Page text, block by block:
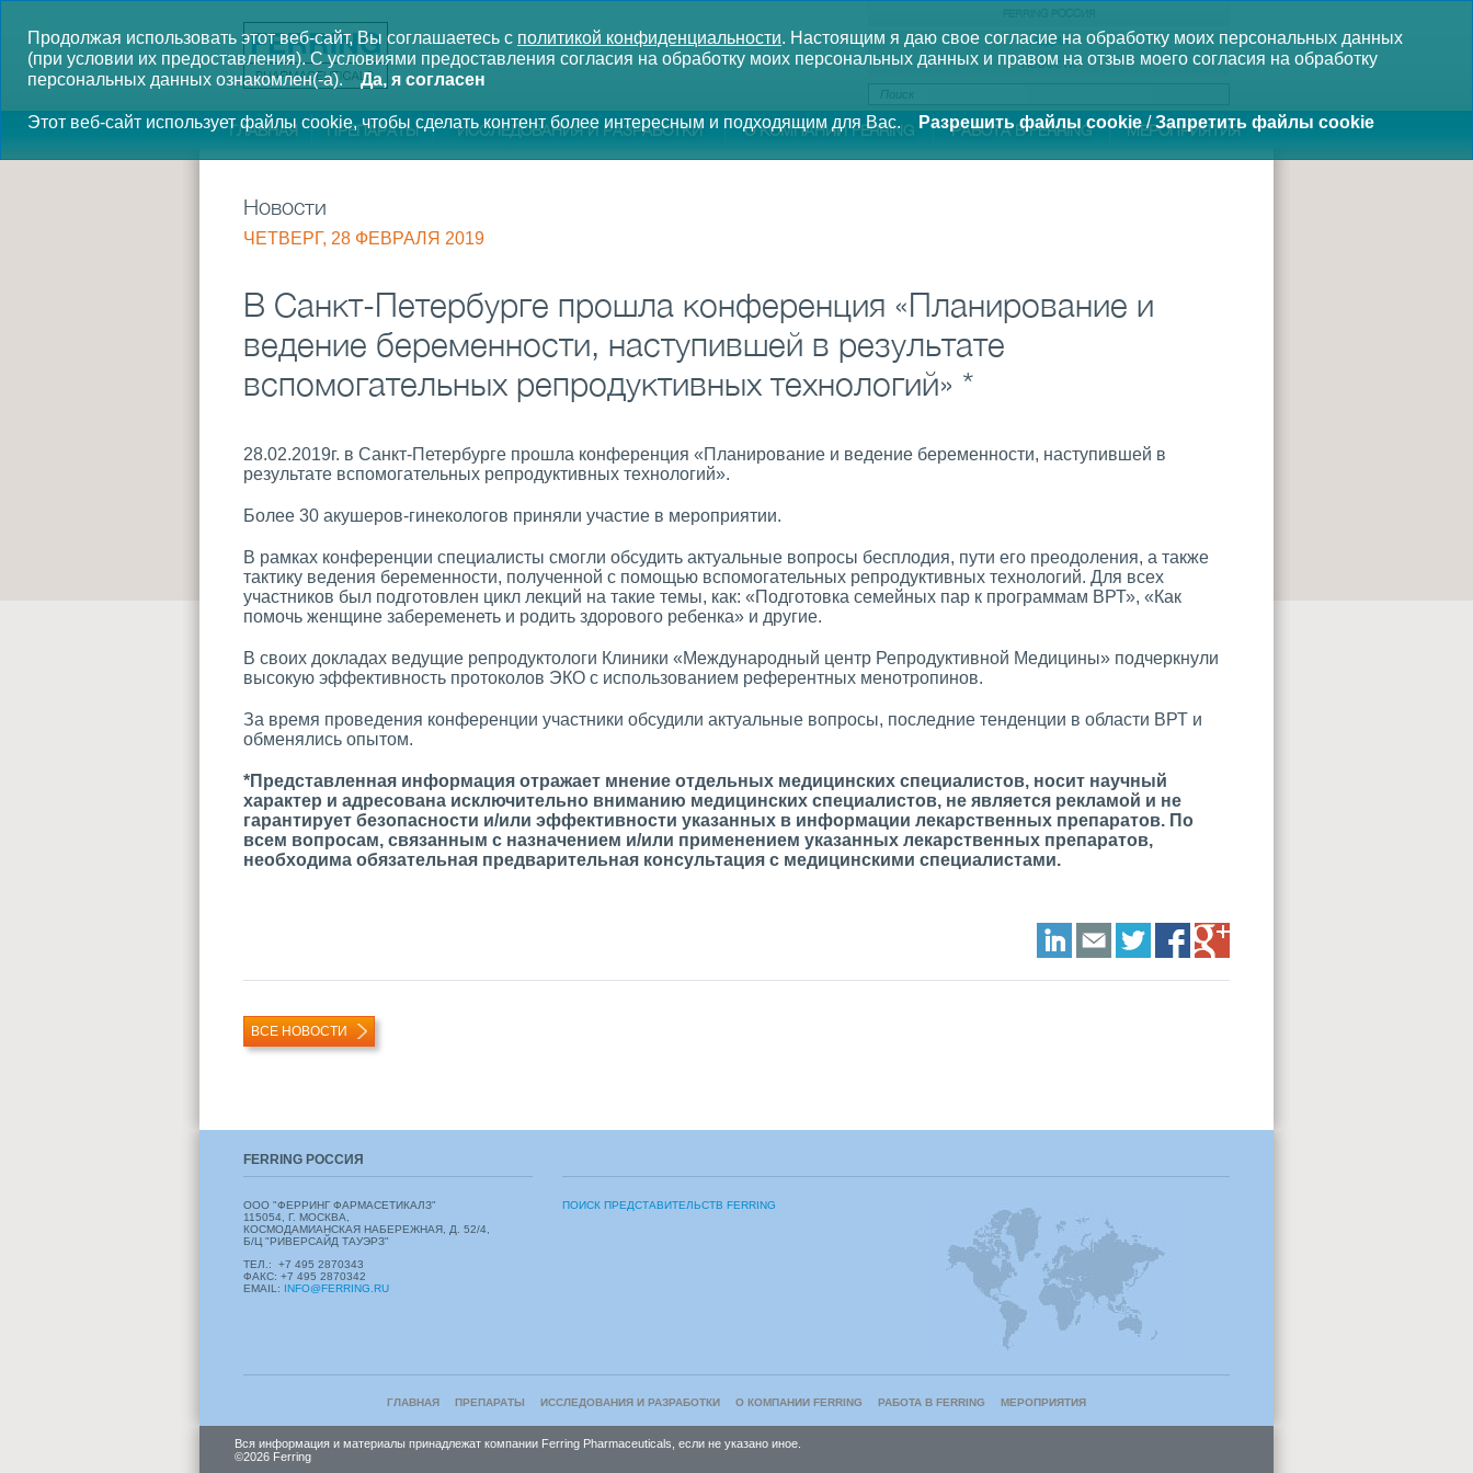
Продолжая использовать этот веб-сайт, Вы соглашаетесь с политикой конфиденциальности. Настоящим я даю свое согласие на обработку моих персональных данных
(при условии их предоставления).С условиями предоставления согласия на обработку моих персональных данных и правом на отзыв моего согласия на обработку
персональных данных ознакомлен(-а).
Да, я согласен
Этот веб-сайт использует файлы cookie, чтобы сделать контент более интересным и подходящим для Вас. Разрешить файлы cookie/Запретить файлы cookie
МЕДИА
НОВОСТИ
ГЛАВНАЯ ПРЕПАРАТЫ ИССЛЕДОВАНИЯ И РАЗРАБОТКИ О КОМПАНИИ FERRING РАБОТА В FERRING МЕРОПРИЯТИЯ
Новости
ЧЕТВЕРГ, 28 ФЕВРАЛЯ 2019
В Санкт-Петербурге прошла конференция «Планирование и
ведение беременности, наступившей в результате
вспомогательных репродуктивных технологий» *
28.02.2019г. в Санкт-Петербурге прошла конференция «Планирование и ведение беременности, наступившей в
результате вспомогательных репродуктивных технологий».
Более 30 акушеров-гинекологов приняли участие в мероприятии.
В рамках конференции специалисты смогли обсудить актуальные вопросы бесплодия, пути его преодоления, а также
тактику ведения беременности, полученной с помощью вспомогательных репродуктивных технологий. Для всех
участников был подготовлен цикл лекций на такие темы, как: «Подготовка семейных пар к программам ВРТ», «Как
помочь женщине забеременеть и родить здорового ребенка» и другие.
В своих докладах ведущие репродуктологи Клиники «Международный центр Репродуктивной Медицины» подчеркнули
высокую эффективность протоколов ЭКО с использованием референтных менотропинов.
За время проведения конференции участники обсудили актуальные вопросы, последние тенденции в области ВРТ и
обменялись опытом.
*Представленная информация отражает мнение отдельных медицинских специалистов, носит научный
характер и адресована исключительно вниманию медицинских специалистов, не является рекламой и не
гарантирует безопасности и/или эффективности указанных в информации лекарственных препаратов. По
всем вопросам, связанным с назначением и/или применением указанных лекарственных препаратов,
необходима обязательная предварительная консультация с медицинскими специалистами.
LinkedInE-mailTwitter
ВСЕ НОВОСТИ
FERRING РОССИЯ
ООО "ФЕРРИНГ ФАРМАСЕТИКАЛЗ"
115054, Г. МОСКВА,
КОСМОДАМИАНСКАЯ НАБЕРЕЖНАЯ, Д. 52/4,
Б/Ц "РИВЕРСАЙД ТАУЭРЗ"
ТЕЛ.: +7 495 2870343
ФАКС: +7 495 2870342
EMAIL: INFO@FERRING.RU
ПОИСК ПРЕДСТАВИТЕЛЬСТВ FERRING
ГЛАВНАЯ ПРЕПАРАТЫ ИССЛЕДОВАНИЯ И РАЗРАБОТКИ О КОМПАНИИ FERRING РАБОТА В FERRING МЕРОПРИЯТИЯ
Вся информация и материалы принадлежат компании Ferring Pharmaceuticals, если не указано иное.
©2026 Ferring